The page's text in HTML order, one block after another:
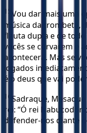
15 Vou dar mais uma
música da trombeta,
flauta dupla e de
vocês se curvarem e
acontecerá. Mas se
jogados
é o deus que vai
16 Sadraque,
rei: “Ó rei
defender-nos diante